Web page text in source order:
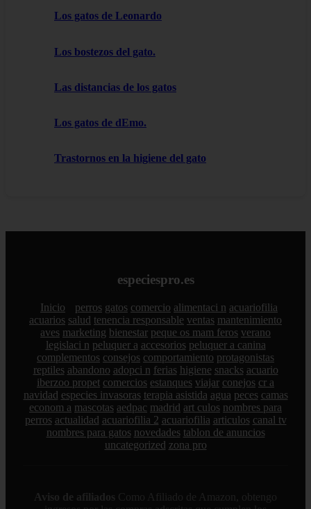
Los gatos de Leonardo
Los bostezos del gato.
Las distancias de los gatos
Los gatos de dEmo.
Trastornos en la higiene del gato
especiespro.es
Inicio perros gatos comercio alimentaci n acuariofilia
acuarios salud tenencia responsable ventas mantenimiento
aves marketing bienestar peque os mam feros verano
legislaci n peluquer a accesorios peluquer a canina
complementos consejos comportamiento protagonistas
reptiles abandono adopci n ferias higiene snacks acuario
iberzoo propet comercios estanques viajar conejos cr a
navidad especies invasoras terapia asistida agua peces camas
econom a mascotas aedpac madrid art culos nombres para
perros actualidad acuariofilia 2 acuariofilia articulos canal tv
nombres para gatos novedades tablon de anuncios
uncategorized zona pro
Aviso de afiliados Como Afiliado de Amazon, obtengo